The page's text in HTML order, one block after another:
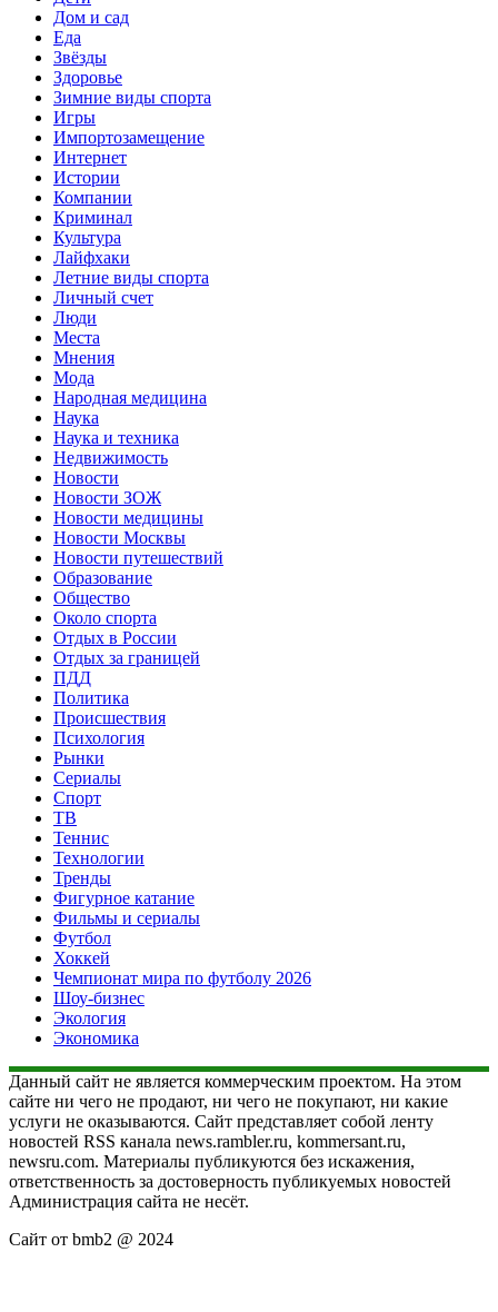
Дом и сад
Еда
Звёзды
Здоровье
Зимние виды спорта
Игры
Импортозамещение
Интернет
Истории
Компании
Криминал
Культура
Лайфхаки
Летние виды спорта
Личный счет
Люди
Места
Мнения
Мода
Народная медицина
Наука
Наука и техника
Недвижимость
Новости
Новости ЗОЖ
Новости медицины
Новости Москвы
Новости путешествий
Образование
Общество
Около спорта
Отдых в России
Отдых за границей
ПДД
Политика
Происшествия
Психология
Рынки
Сериалы
Спорт
ТВ
Теннис
Технологии
Тренды
Фигурное катание
Фильмы и сериалы
Футбол
Хоккей
Чемпионат мира по футболу 2026
Шоу-бизнес
Экология
Экономика
Данный сайт не является коммерческим проектом. На этом
сайте ни чего не продают, ни чего не покупают, ни какие
услуги не оказываются. Сайт представляет собой ленту
новостей RSS канала news.rambler.ru, kommersant.ru,
newsru.com. Материалы публикуются без искажения,
ответственность за достоверность публикуемых новостей
Администрация сайта не несёт.
Сайт от bmb2 @ 2024